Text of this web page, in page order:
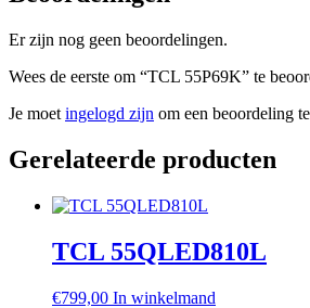
Er zijn nog geen beoordelingen.
Wees de eerste om “TCL 55P69K” te
Je moet ingelogd zijn om een beoordeling
Gerelateerde producten
TCL 55QLED810L
€799,00 In winkelmand